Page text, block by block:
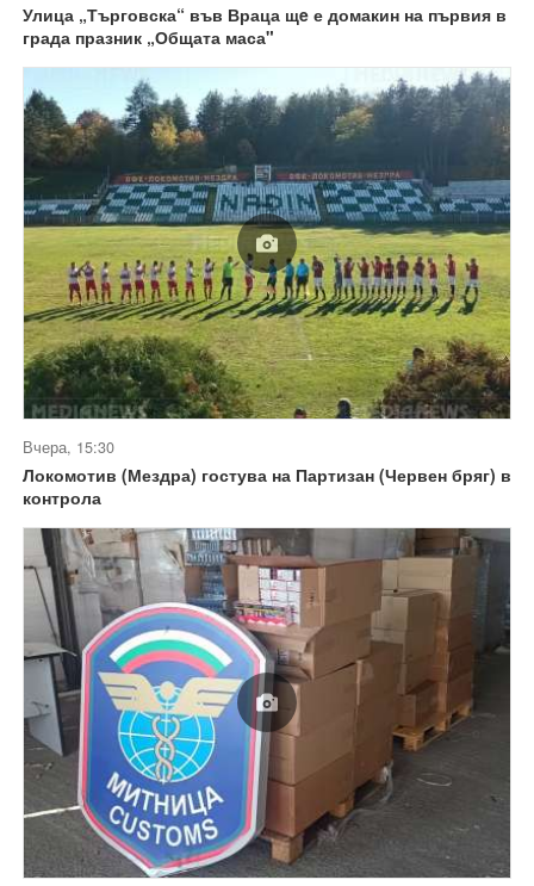
Улица „Търговска“ във Враца щe е домакин на първия в
града празник „Общата маса"
Вчера, 15:30
Локомотив (Мездра) гостува на Партизан (Червен бряг) в
контрола